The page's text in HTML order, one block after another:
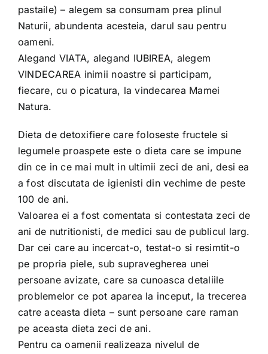
pastaile) – alegem sa consumam prea plinul
Naturii, abundenta acesteia, darul sau pentru
oameni.
Alegand VIATA, alegand IUBIREA, alegem
VINDECAREA inimii noastre si participam,
fiecare, cu o picatura, la vindecarea Mamei
Natura.
Dieta de detoxifiere care foloseste fructele si
legumele proaspete este o dieta care se impune
din ce in ce mai mult in ultimii zeci de ani, desi ea
a fost discutata de igienisti din vechime de peste
100 de ani.
Valoarea ei a fost comentata si contestata zeci de
ani de nutritionisti, de medici sau de publicul larg.
Dar cei care au incercat-o, testat-o si resimtit-o
pe propria piele, sub supravegherea unei
persoane avizate, care sa cunoasca detaliile
problemelor ce pot aparea la inceput, la trecerea
catre aceasta dieta – sunt persoane care raman
pe aceasta dieta zeci de ani.
Pentru ca oamenii realizeaza nivelul de